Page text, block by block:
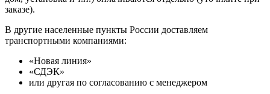
заказе).
В другие населенные пункты России доставляем
транспортными компаниями:
«Новая линия»
«СДЭК»
или другая по согласованию с менеджером